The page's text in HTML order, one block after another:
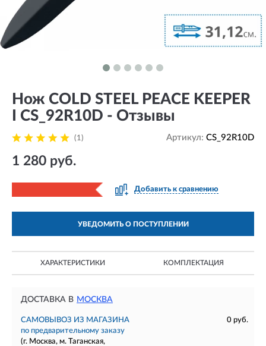
Нож COLD STEEL PEACE KEEPER
I CS_92R10D - Отзывы
(1) Артикул: CS_92R10D
1 280 руб.
Добавить к сравнению
УВЕДОМИТЬ О ПОСТУПЛЕНИИ
ХАРАКТЕРИСТИКИ КОМПЛЕКТАЦИЯ
ДОСТАВКА В МОСКВА
САМОВЫВОЗ ИЗ МАГАЗИНА
0 руб.
по предварительному заказу
(г. Москва, м. Таганская,